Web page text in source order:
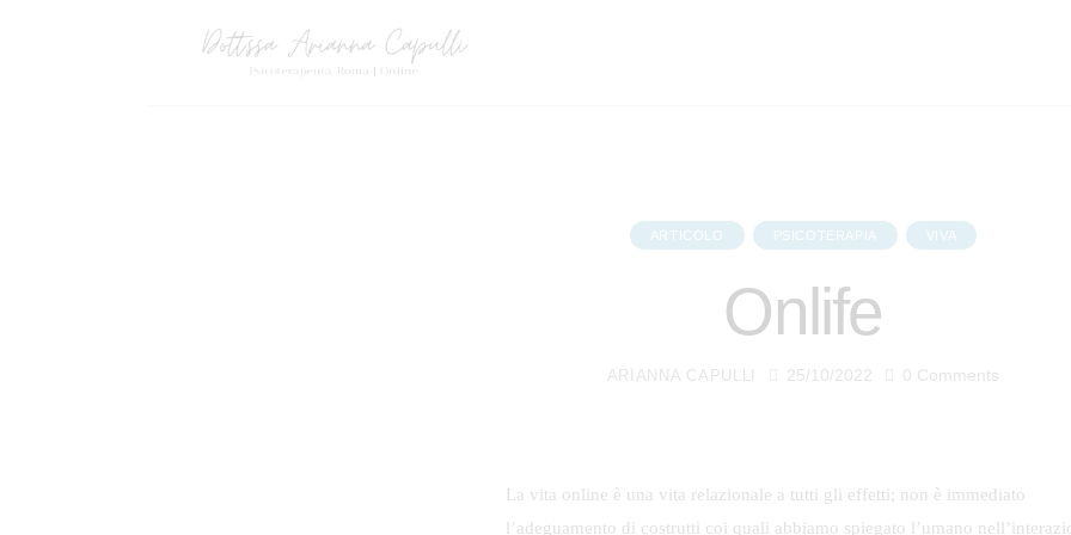
ARTICOLO PSICOTERAPIA VIVA
Onlife
ARIANNA CAPULLI 25/10/2022 0 Comments
La vita online è una vita relazionale a tutti gli effetti; non è immediato
l’adeguamento di costrutti coi quali abbiamo spiegato l’umano